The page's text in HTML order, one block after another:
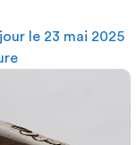
le 23 mai 2025